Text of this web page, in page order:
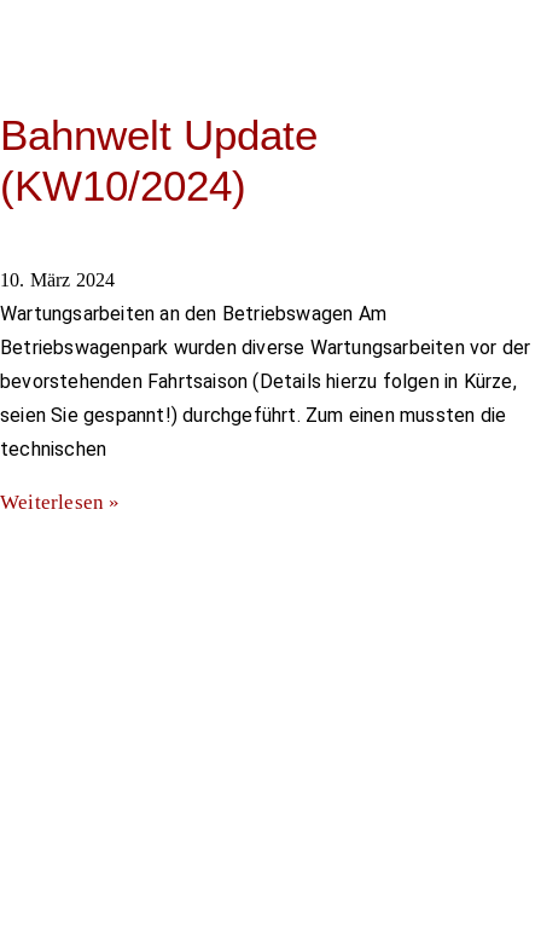
Bahnwelt Update
(KW10/2024)
10. März 2024
Wartungsarbeiten an den Betriebswagen Am
Betriebswagenpark wurden diverse Wartungsarbeiten vor der
bevorstehenden Fahrtsaison (Details hierzu folgen in Kürze,
seien Sie gespannt!) durchgeführt. Zum einen mussten die
technischen
Weiterlesen »